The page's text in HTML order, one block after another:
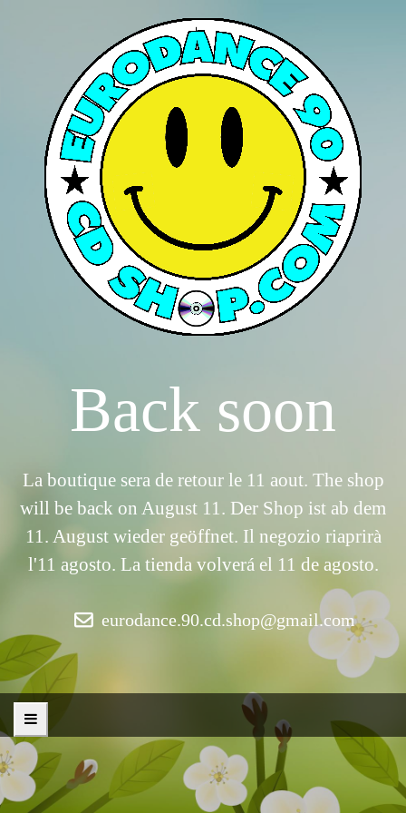
Back soon
La boutique sera de retour le 11 aout. The shop
will be back on August 11. Der Shop ist ab dem
11. August wieder geöffnet. Il negozio riaprirà
l'11 agosto. La tienda volverá el 11 de agosto.
eurodance.90.cd.shop@gmail.com